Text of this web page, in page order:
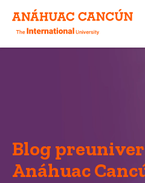
Blog
Anáhuac